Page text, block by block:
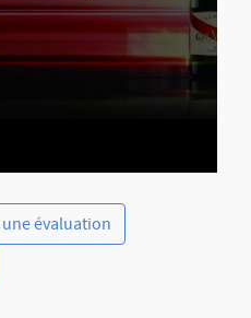
évaluation